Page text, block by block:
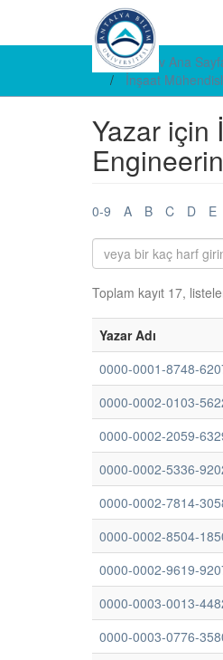
E-arşiv Ana
İnşaat
Yazar için
0-9 A B C D E
Toplam kayıt 17,
Yazar Adı
0000-0001-8748-
0000-0002-0103-
0000-0002-2059-
0000-0002-5336-
0000-0002-7814-
0000-0002-8504-
0000-0002-9619-
0000-0003-0013-
0000-0003-0776-